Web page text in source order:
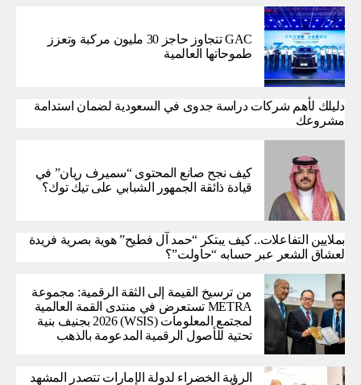
GAC تتجاوز حاجز 30 مليون مركبة وتعزز
طموحاتها العالمية
دليلك لأهم شركات دراسة جدوى في السعودية لضمان استدامة
مشروعك
كيف نجح صانع المحتوى “سميرف ريان” في
قيادة ذائقة الجمهور الشبابي على تيك توك؟
بملايين التفاعلات.. كيف يبتكر “حمد آل فطيح” هوية بصرية فريدة
لعشاق الشعر عبر حسابه “حاولت”؟
من ترسيخ القيمة إلى الثقة الرقمية: مجموعة
METRA تستعرض في منتدى القمة العالمية
لمجتمع المعلومات (WSIS) 2026 بجنيف بنية
تحتية للأصول الرقمية المدعومة بالذهب
الرؤية الخضراء لدولة الإمارات تتصدر المشهد